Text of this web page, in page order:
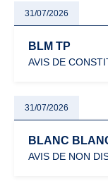
31/07/2026
BLM TP
AVIS DE
31/07/2026
BLANC
AVIS DE NON